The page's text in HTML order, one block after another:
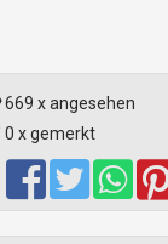
669 x angesehen
0 x gemerkt